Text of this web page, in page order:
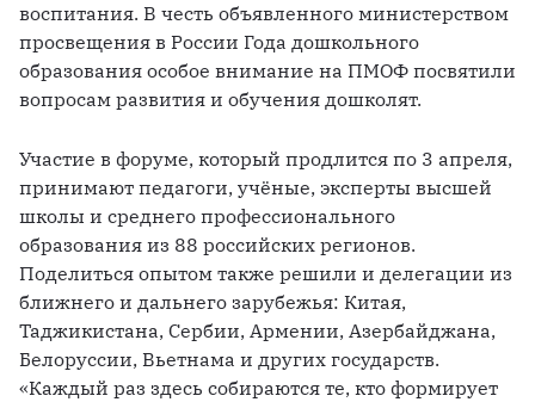
воспитания. В честь объявленного министерством
просвещения в России Года дошкольного
образования особое внимание на ПМОФ посвятили
вопросам развития и обучения дошколят.
Участие в форуме, который продлится по 3 апреля,
принимают педагоги, учёные, эксперты высшей
школы и среднего профессионального
образования из 88 российских регионов.
Поделиться опытом также решили и делегации из
ближнего и дальнего зарубежья: Китая,
Таджикистана, Сербии, Армении, Азербайджана,
Белоруссии, Вьетнама и других государств.
«Каждый раз здесь собираются те, кто формирует